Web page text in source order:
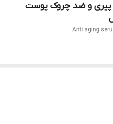
پیری و ضد چروک پوست
Anti aging